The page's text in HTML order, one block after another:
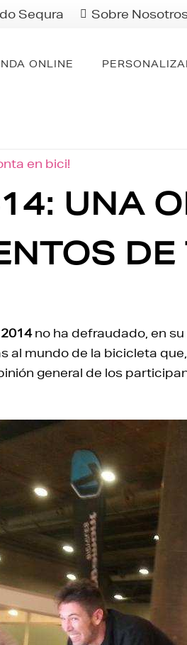
Sequra Sobre
ONLINE
en bici!
UNA
DE
no ha defraudado, en
al mundo de la bicicleta
general de los